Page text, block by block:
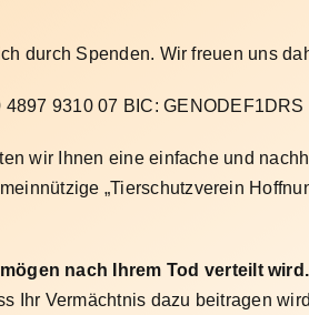
durch Spenden. Wir freuen uns
4897 9310 07 BIC: GENODEF1DRS
wir Ihnen eine einfache und
„Tierschutzverein
nach Ihrem Tod verteilt
Ihr Vermächtnis dazu beitragen